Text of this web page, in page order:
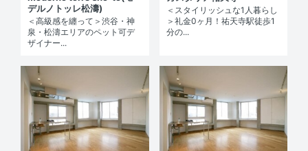
デルノトッレ松濤)
＜高級感を纏って＞渋谷・神
泉・松濤エリアのペット可デ
ザイナー...
＜スタイリッシュな1人暮らし
＞礼金0ヶ月！祐天寺駅徒歩1
分の...